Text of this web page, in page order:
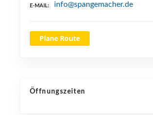
E-MAIL info@spangemacher.de
Plane Route
Öffnungszeiten